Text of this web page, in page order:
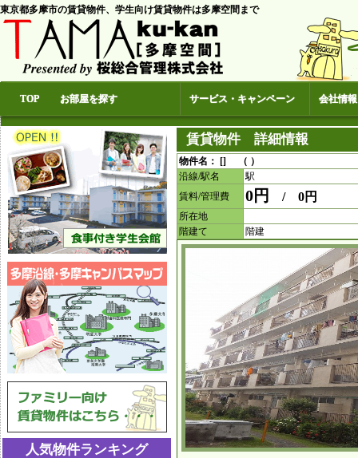
東京都多摩市の賃貸物件、学生向け賃貸物件は多摩空間まで
TOP お部屋を探す サービス・キャンペーン 会社情報
賃貸物件 詳細情報
物件名： [] （ ）
沿線/駅名
駅
賃料/管理費
0円 / 0円
所在地
階建て
階建
人気物件ランキング